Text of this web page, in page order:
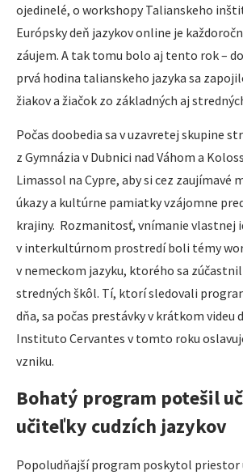
ojedinelé, o workshopy Talianskeho
Európsky deň jazykov online je
záujem. A tak tomu bolo aj tento rok –
prvá hodina talianskeho jazyka sa
žiakov a žiačok zo základných aj
Počas doobedia sa v uzavretej skupine
z Gymnázia v Dubnici nad Váhom a
Limassol na Cypre, aby si cez zaujímavé
úkazy a kultúrne pamiatky vzájomne
krajiny. Rozmanitosť, vnímanie vlastnej
v interkultúrnom prostredí boli témy
v nemeckom jazyku, ktorého sa
stredných škôl. Tí, ktorí sledovali
dňa, sa počas prestávky v krátkom videu
Instituto Cervantes v tomto roku
vzniku.
Bohatý program potešil
učiteľky cudzích jazykov
Popoludňajší program poskytol priestor